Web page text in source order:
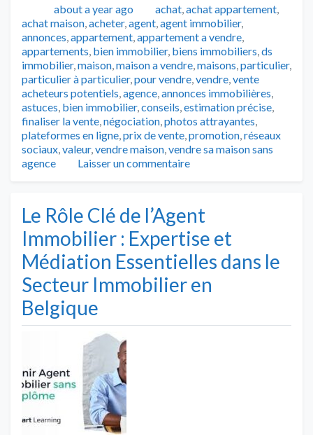
Publié
about a year ago Catégories
achat,achat appartement,
achat maison,acheter,agent,agent immobilier,
annonces,appartement,appartement a vendre,
appartements, bien immobilier, biens immobiliers,ds
immobilier,maison,maison a vendre,maisons,particulier,
particulier à particulier,pour vendre,vendre,vente
acheteurs potentiels,agence,annonces immobilières,
astuces, bien immobilier,conseils,estimation précise,
finaliser la vente,négociation,photos attrayantes,
plateformes en ligne,prix de vente,promotion,réseaux
sociaux,valeur,vendre maison,vendre sa maison sans
agence
Laisser un commentaire
Le Rôle Clé de l’Agent
Immobilier : Expertise et
Médiation Essentielles dans le
Secteur Immobilier en
Belgique